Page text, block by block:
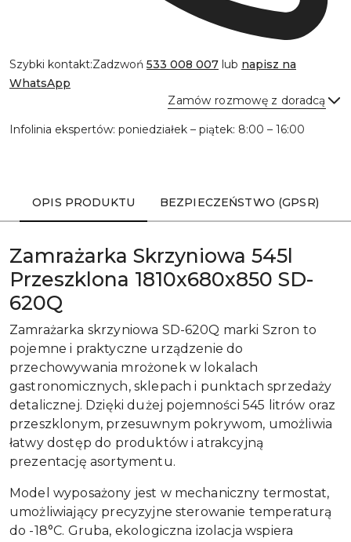
Szybki kontakt:Zadzwoń 533 008 007 lub napisz na
WhatsApp
Zamów rozmowę z doradcą
Infolinia ekspertów: poniedziałek – piątek: 8:00 – 16:00
OPIS PRODUKTU BEZPIECZEŃSTWO (GPSR)
Zamrażarka Skrzyniowa 545l
Przeszklona 1810x680x850 SD-
620Q
Zamrażarka skrzyniowa SD-620Q marki Szron to
pojemne i praktyczne urządzenie do
przechowywania mrożonek w lokalach
gastronomicznych, sklepach i punktach sprzedaży
detalicznej. Dzięki dużej pojemności 545 litrów oraz
przeszklonym, przesuwnym pokrywom, umożliwia
łatwy dostęp do produktów i atrakcyjną
prezentację asortymentu.
Model wyposażony jest w mechaniczny termostat,
umożliwiający precyzyjne sterowanie temperaturą
do -18°C. Gruba, ekologiczna izolacja wspiera